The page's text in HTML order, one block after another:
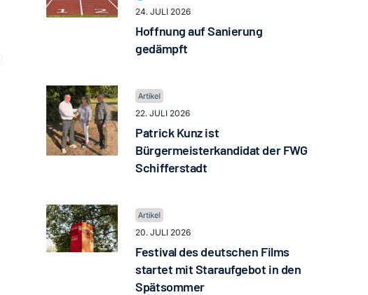
24. JULI 2026
Hoffnung auf Sanierung
gedämpft
22. JULI 2026
Patrick Kunz ist
Bürgermeisterkandidat der FWG
Schifferstadt
20. JULI 2026
Festival des deutschen Films
startet mit Staraufgebot in den
Spätsommer